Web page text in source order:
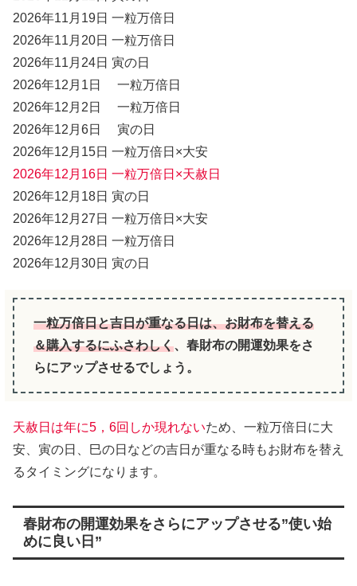
2026年11月19日 一粒万倍日
2026年11月20日 一粒万倍日
2026年11月24日 寅の日
2026年12月1日 一粒万倍日
2026年12月2日 一粒万倍日
2026年12月6日 寅の日
2026年12月15日 一粒万倍日×大安
2026年12月16日 一粒万倍日×天赦日
2026年12月18日 寅の日
2026年12月27日 一粒万倍日×大安
2026年12月28日 一粒万倍日
2026年12月30日 寅の日
一粒万倍日と吉日が重なる日は、お財布を替える
＆購入するにふさわしく、春財布の開運効果をさ
らにアップさせるでしょう。
天赦日は年に5，6回しか現れないため、一粒万倍日に大
安、寅の日、巳の日などの吉日が重なる時もお財布を替え
るタイミングになります。
春財布の開運効果をさらにアップさせる”使い始
めに良い日”